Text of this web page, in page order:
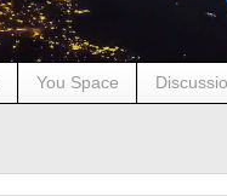
You Space